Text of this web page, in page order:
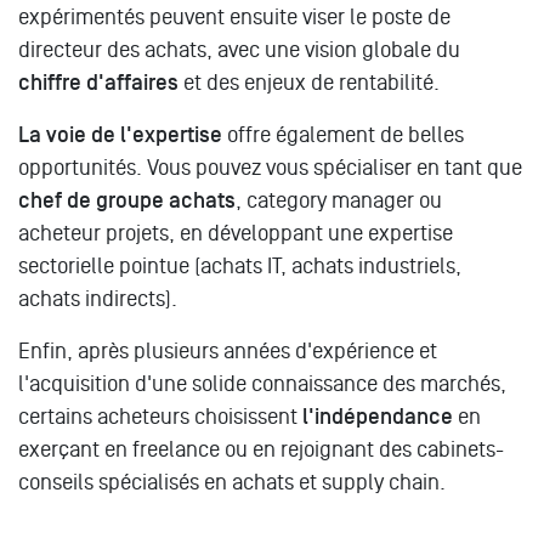
expérimentés peuvent ensuite viser le poste de
directeur des achats, avec une vision globale du
chiffre d'affaires et des enjeux de rentabilité.
La voie de l'expertise offre également de belles
opportunités. Vous pouvez vous spécialiser en tant que
chef de groupe achats, category manager ou
acheteur projets, en développant une expertise
sectorielle pointue (achats IT, achats industriels,
achats indirects).
Enfin, après plusieurs années d'expérience et
l'acquisition d'une solide connaissance des marchés,
certains acheteurs choisissent l'indépendance en
exerçant en freelance ou en rejoignant des cabinets-
conseils spécialisés en achats et supply chain.